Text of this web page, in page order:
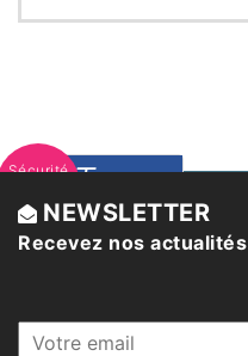
Sécurité Trouvez
l'avocat
qu'il
NEWSLETTER
Recevez nos actualités